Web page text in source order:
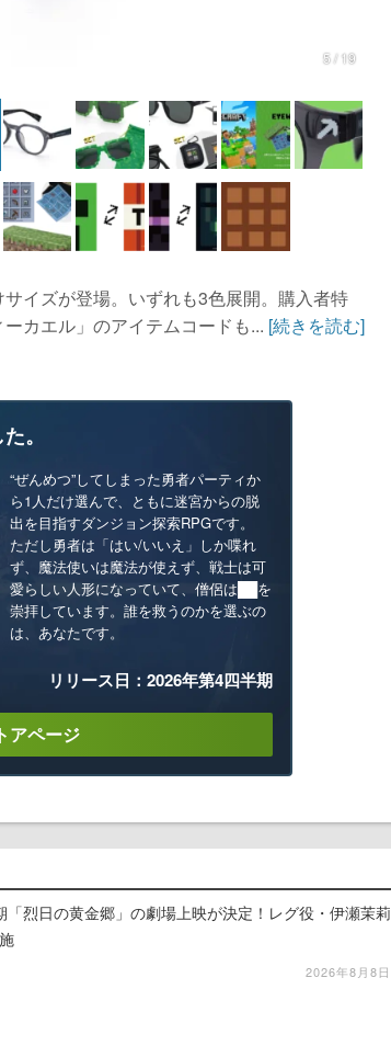
5 / 19
イズが登場。いずれも3色展開。購入者特
カエル」のアイテムコードも... [続きを読む]
。
“ぜんめつ”してしまった勇者パーティか
ら1人だけ選んで、ともに迷宮からの脱
出を目指すダンジョン探索RPGです。
ただし勇者は「はい/いいえ」しか喋れ
ず、魔法使いは魔法が使えず、戦士は可
愛らしい人形になっていて、僧侶は██を
崇拝しています。誰を救うのかを選ぶの
は、あなたです。
リリース日：2026年第4四半期
アページ
烈日の黄金郷」の劇場上映が決定！レグ役・伊瀬茉莉
2026年8月8日